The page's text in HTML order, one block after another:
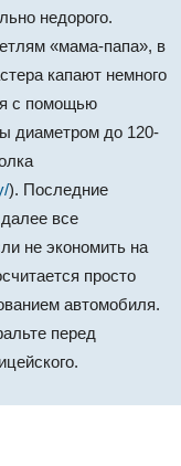
недорого.
«мама-папа», в
капают немного
с помощью
диаметром до 120-
). Последние
все
не экономить на
просто
автомобиля.
перед